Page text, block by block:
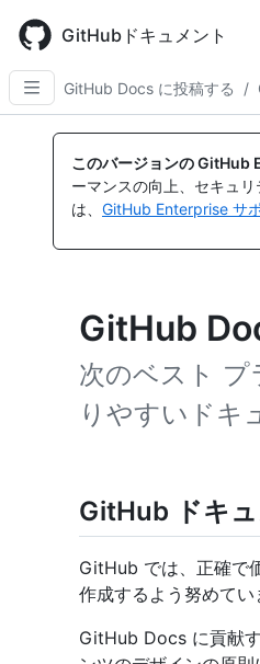
main
content
GitHubドキュメント
GitHub Docs に投稿する
/
このバージョンの GitHub
ーマンスの向上、セキュリ
は、 GitHub Enterprise サ
GitHub
次のベスト
りやすいドキ
GitHub ドキ
GitHub では、正確で
作成するよう努めてい
GitHub Docs に貢献